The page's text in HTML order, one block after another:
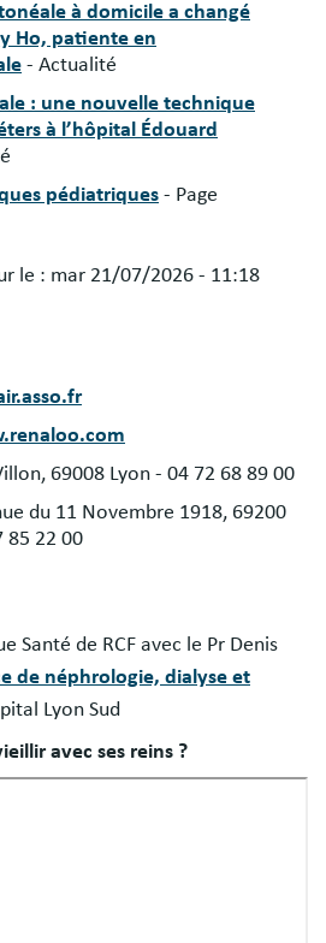
à domicile a changé
Ho, patiente en
- Actualité
: une nouvelle technique
à l’hôpital Édouard
pédiatriques - Page
le : mar 21/07/2026 - 11:18
69008 Lyon - 04 72 68 89 00
du 11 Novembre 1918, 69200
85 22 00
Santé de RCF avec le Pr Denis
de néphrologie, dialyse et
Lyon Sud
avec ses reins ?